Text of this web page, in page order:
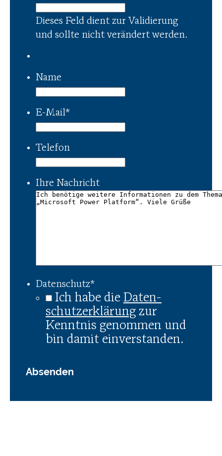
Dieses Feld dient zur Validierung
und sollte nicht verändert werden.
Name
E-Mail*
Telefon
Ihre Nachricht
Datenschutz*
Ich habe die Daten­
schutz­er­klä­rung zur
Kenntnis genommen und
bin damit einverstanden.